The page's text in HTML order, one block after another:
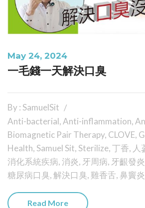
May 24, 2024
一毛錢一天解決口臭
By : SamuelSit
Anti-bacterial,Anti-inflammation,
Biomagnetic Pair Therapy, CLOVE,
Health, Samuel Sit, Sterilize,丁香, 人
消化系統疾病, 消炎, 牙周病, 牙齦發炎
糖尿病口臭,解決口臭, 雞香舌, 鼻竇炎
Read More